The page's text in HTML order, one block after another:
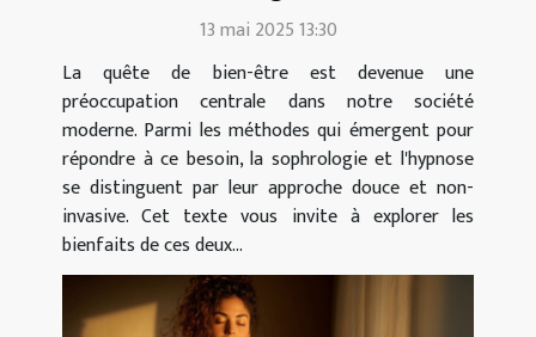
l'hypnose pour le bien-être
13 mai 2025 13:30
La quête de bien-être est devenue une
préoccupation centrale dans notre société
moderne. Parmi les méthodes qui émergent pour
répondre à ce besoin, la sophrologie et l'hypnose
se distinguent par leur approche douce et non-
invasive. Cet texte vous invite à explorer les
bienfaits de ces deux...